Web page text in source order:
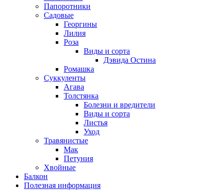
Папоротники
Садовые
Георгины
Лилия
Роза
Виды и сорта
Дэвида Остина
Ромашка
Суккуленты
Агава
Толстянка
Болезни и вредители
Виды и сорта
Листья
Уход
Травянистые
Мак
Петуния
Хвойные
Балкон
Полезная информация